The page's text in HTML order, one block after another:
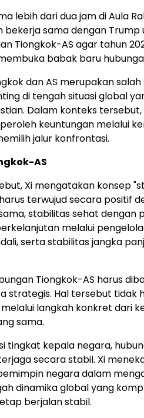
lebih dari dua jam di Aula
bekerja sama dengan Trump
Tiongkok-AS agar tahun
babak baru
dan AS merupakan
di tengah situasi global
Dalam konteks tersebut,
keuntungan melalui
jalur konfrontasi.
AS
Xi mengatakan konsep
terwujud secara positif
stabilitas sehat dengan
melalui
serta stabilitas jangka
Tiongkok-AS harus
strategis. Hal tersebut tidak
langkah konkret dari
sama.
tingkat kepala negara,
secara stabil. Xi
negara dalam
dinamika global yang
berjalan stabil.